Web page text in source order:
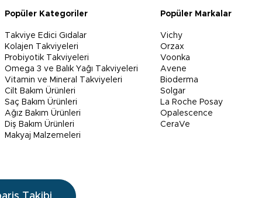
Popüler Kategoriler
Takviye Edici Gıdalar
Kolajen Takviyeleri
Probiyotik Takviyeleri
Omega 3 ve Balık Yağı Takviyeleri
Vitamin ve Mineral Takviyeleri
Cilt Bakım Ürünleri
Saç Bakım Ürünleri
Ağız Bakım Ürünleri
Diş Bakım Ürünleri
Makyaj Malzemeleri
Popüler Markalar
Vichy
Orzax
Voonka
Avene
Bioderma
Solgar
La Roche Posay
Opalescence
CeraVe